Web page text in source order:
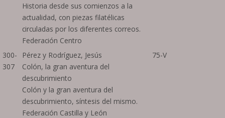
Historia desde sus comienzos a la
actualidad, con piezas filatélicas
circuladas por los diferentes correos.
Federación Centro
300-
307
Pérez y Rodríguez, Jesús
Colón, la gran aventura del
descubrimiento
Colón y la gran aventura del
descubrimiento, síntesis del mismo.
Federación Castilla y León
75-V